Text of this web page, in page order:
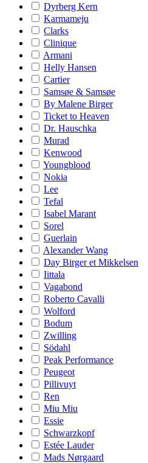
Dyrberg Kern
Karmameju
Clarks
Clinique
Armani
Helly Hansen
Cartier
Samsøe & Samsøe
By Malene Birger
Ticket to Heaven
Dr. Hauschka
Murad
Kenwood
Youngblood
Nokia
Lee
Tefal
Isabel Marant
Sorel
Guerlain
Alexander Wang
Day Birger et Mikkelsen
Iittala
Vagabond
Roberto Cavalli
Wolford
Bodum
Zwilling
Södahl
Peak Performance
Peugeot
Pillivuyt
Ren
Miu Miu
Essie
Schwarzkopf
Estée Lauder
Mads Nørgaard